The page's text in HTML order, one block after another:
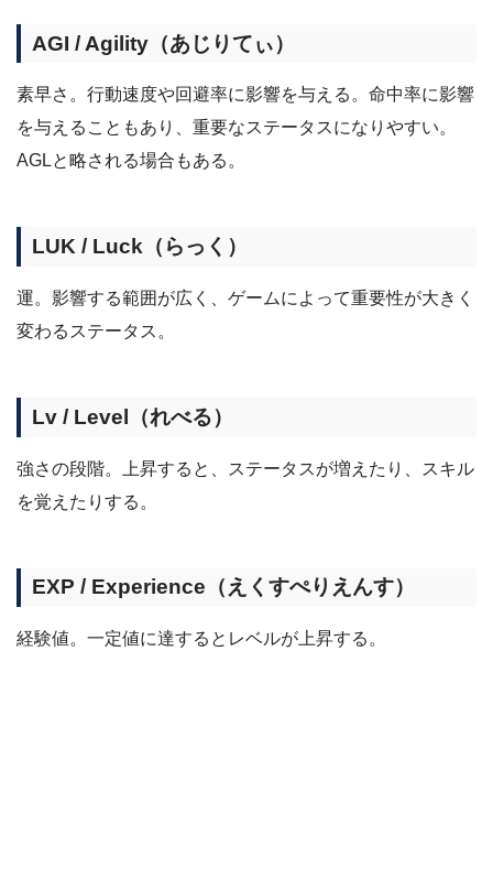
AGI / Agility（あじりてぃ）
素早さ。行動速度や回避率に影響を与える。命中率に影響
を与えることもあり、重要なステータスになりやすい。
AGLと略される場合もある。
LUK / Luck（らっく）
運。影響する範囲が広く、ゲームによって重要性が大きく
変わるステータス。
Lv / Level（れべる）
強さの段階。上昇すると、ステータスが増えたり、スキル
を覚えたりする。
EXP / Experience（えくすぺりえんす）
経験値。一定値に達するとレベルが上昇する。